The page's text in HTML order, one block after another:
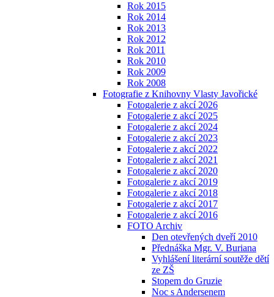
Rok 2015
Rok 2014
Rok 2013
Rok 2012
Rok 2011
Rok 2010
Rok 2009
Rok 2008
Fotografie z Knihovny Vlasty Javořické
Fotogalerie z akcí 2026
Fotogalerie z akcí 2025
Fotogalerie z akcí 2024
Fotogalerie z akcí 2023
Fotogalerie z akcí 2022
Fotogalerie z akcí 2021
Fotogalerie z akcí 2020
Fotogalerie z akcí 2019
Fotogalerie z akcí 2018
Fotogalerie z akcí 2017
Fotogalerie z akcí 2016
FOTO Archiv
Den otevřených dveří 2010
Přednáška Mgr. V. Buriana
Vyhlášení literární soutěže dětí
ze ZŠ
Stopem do Gruzie
Noc s Andersenem